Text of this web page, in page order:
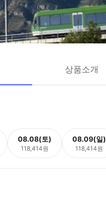
상품소개
08.08(토)
118,414원
08.09(일)
118,414원